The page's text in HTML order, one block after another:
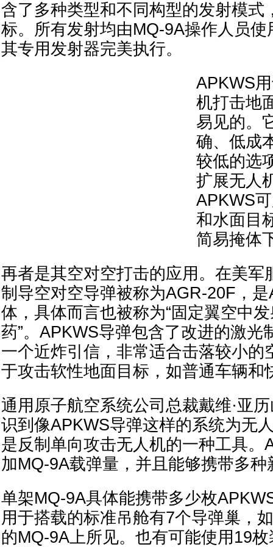
含了多种类型和不同构型的发射模式
标。所有发射均由MQ-9A操作人员
其专用发射器完美执行。
APKWS
机打击地
易见的。
确、低成
较低的选
扩展无人
APKWS
和水面目
简易掩体
再者是其空对空打击的应用。在美军
制导空对空导弹被称为AGR-20F，
体，具体而言也被称为“固定翼空中
药”。APKWS导弹包含了改进的激光
一个近炸引信，非常适合击落较小的
于攻击软性地面目标，如普通车辆和
通用原子航空系统公司总裁戴维·亚
识到像APKWS导弹这样的系统为无
是反制单向攻击无人机的一种工具。
加MQ-9A载弹量，并且能够携带多种
单架MQ-9A具体能携带多少枚
用于搭载的标准吊舱有7个导弹巢，
的MQ-9A上所见。也有可能使用19